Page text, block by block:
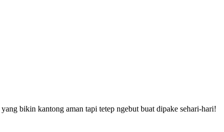
yang bikin kantong aman tapi tetep ngebut buat dipake sehari-hari!